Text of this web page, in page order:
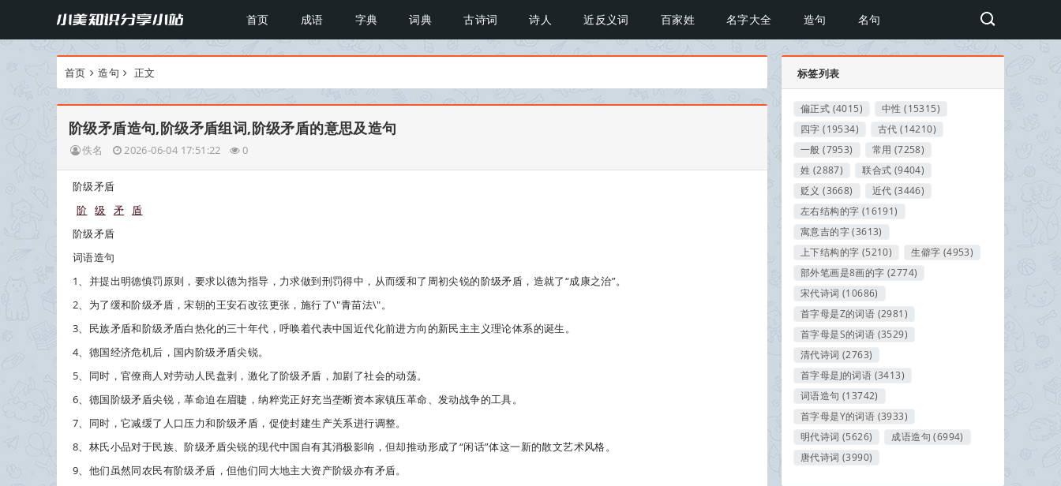
首页 成语 字典 词典 古诗词 诗人 近反义词 百家姓 名字大全 造句 名句
首页 造句 正文
阶级矛盾造句,阶级矛盾组词,阶级矛盾的意思及造句
佚名 2026-06-04 17:51:22 0
阶级矛盾
阶 级 矛
盾
阶级矛盾
词语造句
1、并提出明德慎罚原则，要求以德为指导，力求做到刑罚得中，从而缓和了周初尖锐的阶级矛盾 ，造就了“成康之治”。
2、为了缓和阶级矛盾 ，宋朝的王安石改弦更张，施行了\"青苗法\"。
3、民族矛盾和阶级矛盾白热化的三十年代，呼唤着代表中国近代化前进方向的新民主主义理论体系的诞生。
4、德国经济危机后，国内阶级矛盾尖锐。
5、同时，官僚商人对劳动人民盘剥，激化了阶级矛盾 ，加剧了社会的动荡。
6、德国阶级矛盾尖锐，革命迫在眉睫，纳粹党正好充当垄断资本家镇压革命、发动战争的工具。
7、同时，它减缓了人口压力和阶级矛盾 ，促使封建生产关系进行调整。
8、林氏小品对于民族、阶级矛盾尖锐的现代中国自有其消极影响，但却推动形成了“闲话”体这一新的散文艺术风格。
9、他们虽然同农民有阶级矛盾 ，但他们同大地主大资产阶级亦有矛盾。
标签列表
偏正式 (4015) 中性 (15315)
四字 (19534) 古代 (14210)
一般 (7953) 常用 (7258)
姓 (2887) 联合式 (9404)
贬义 (3668) 近代 (3446)
左右结构的字 (16191)
寓意吉的字(3613)
上下结构的字 (5210) 生僻字 (4953)
部外笔画是8画的字 (2774)
宋代诗词 (10686)
首字母是Z的词语 (2981)
首字母是S的词语 (3529)
清代诗词 (2763)
首字母是J的词语 (3413)
词语造句 (13742)
首字母是Y的词语 (3933)
明代诗词 (5626) 成语造句 (6994)
唐代诗词 (3990)